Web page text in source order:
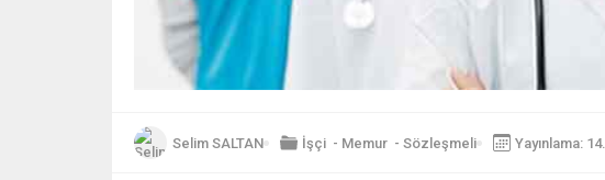
Selim SALTAN İşçi - Memur - Sözleşmeli Yayınlama: